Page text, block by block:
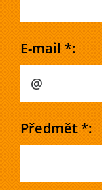
E-mail *:
Předmět *: